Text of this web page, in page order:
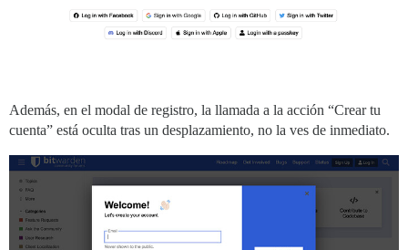
Además, en el modal de registro, la llamada a la acción “Crear tu
cuenta” está oculta tras un desplazamiento, no la ves de inmediato.